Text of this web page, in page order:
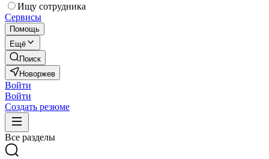
Ищу сотрудника
Сервисы
Помощь
Ещё
Поиск
Новоржев
Войти
Войти
Создать резюме
Все разделы